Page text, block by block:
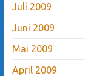
Juli 2009
Juni 2009
Mai 2009
April 2009